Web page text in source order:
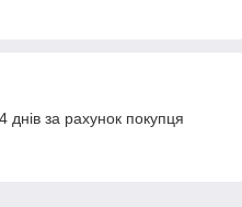
за рахунок покупця